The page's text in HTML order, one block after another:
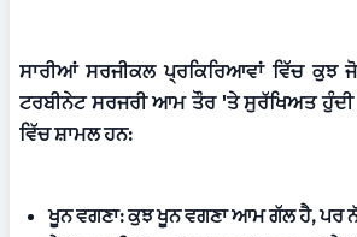
ਸਾਰੀਆਂ ਸਰਜੀਕਲ ਪ੍ਰਕਿਰਿਆਵਾਂ ਵਿੱਚ ਕੁਝ
ਟਰਬੀਨੇਟ ਸਰਜਰੀ ਆਮ ਤੌਰ 'ਤੇ ਸੁਰੱਖਿਅਤ ਹੁੰਦੀ
ਵਿੱਚ ਸ਼ਾਮਲ ਹਨ:
ਖੂਨ ਵਗਣਾ: ਕੁਝ ਖੂਨ ਵਗਣਾ ਆਮ ਗੱਲ ਹੈ, ਪਰ